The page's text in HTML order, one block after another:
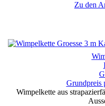
Zu den
Grundpreis
Wimpelkette aus